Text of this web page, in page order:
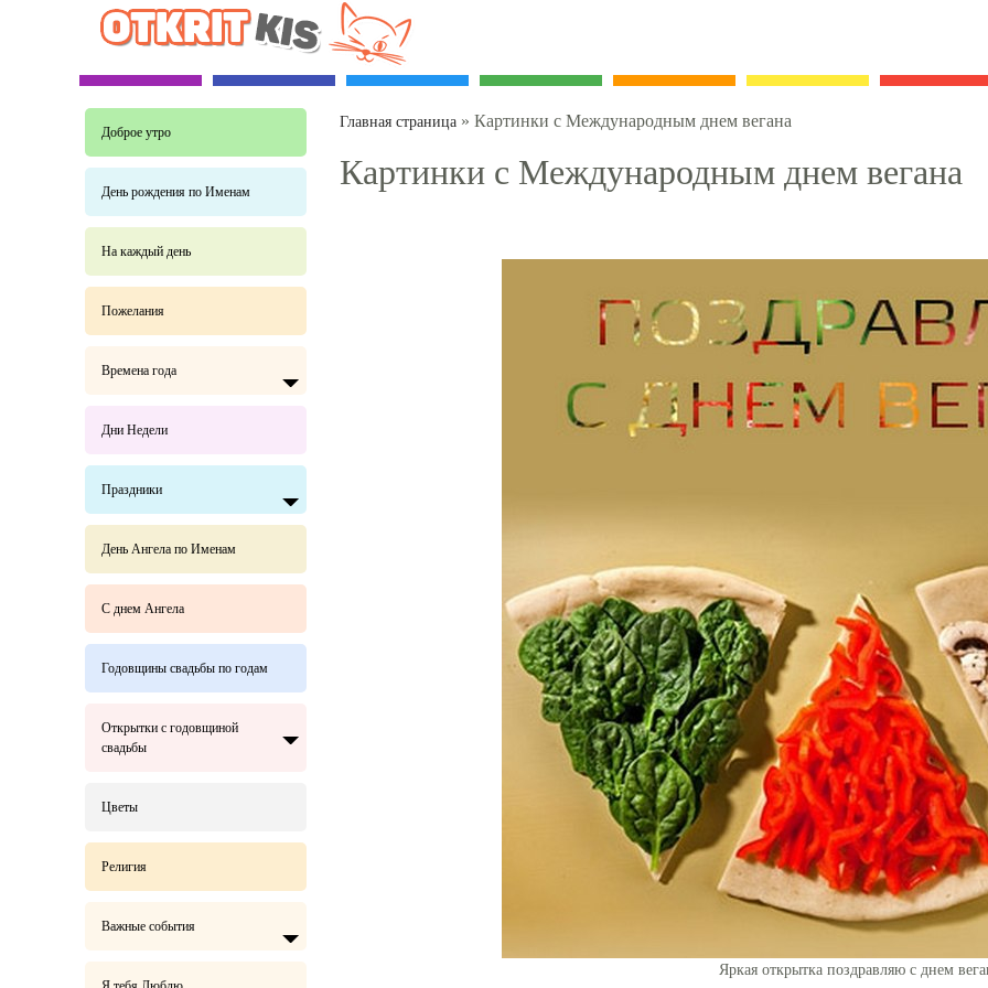
Доброе утро
День рождения по Именам
На каждый день
Пожелания
Времена года
Дни Недели
Праздники
День Ангела по Именам
С днем Ангела
Годовщины свадьбы по годам
Открытки с годовщиной
свадьбы
Цветы
Религия
Важные события
Главная страница » Картинки с Международным днем вегана
Картинки с Международным днем вегана
Яркая открытка поздравляю с днем